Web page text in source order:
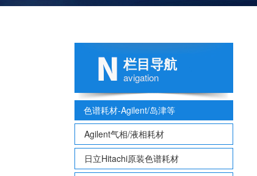
栏目导航
avigation
色谱耗材-Agilent/岛津等
Agilent气相/液相耗材
日立Hitachi原装色谱耗材